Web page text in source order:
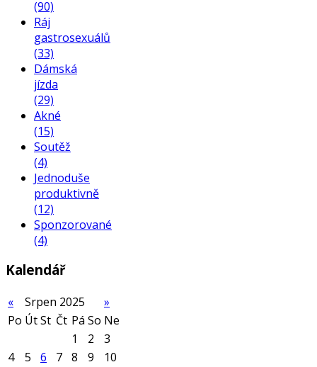
(90)
Ráj
gastrosexuálů
(33)
Dámská
jízda
(29)
Akné
(15)
Soutěž
(4)
Jednoduše
produktivně
(12)
Sponzorované
(4)
Kalendář
« Srpen 2025
»
Po ÚtSt Čt Pá So Ne
1
2
3
4
5 6 7 8 9
10